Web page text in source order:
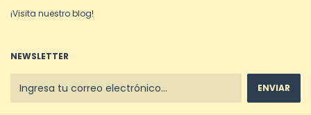
¡Visita nuestro blog!
NEWSLETTER